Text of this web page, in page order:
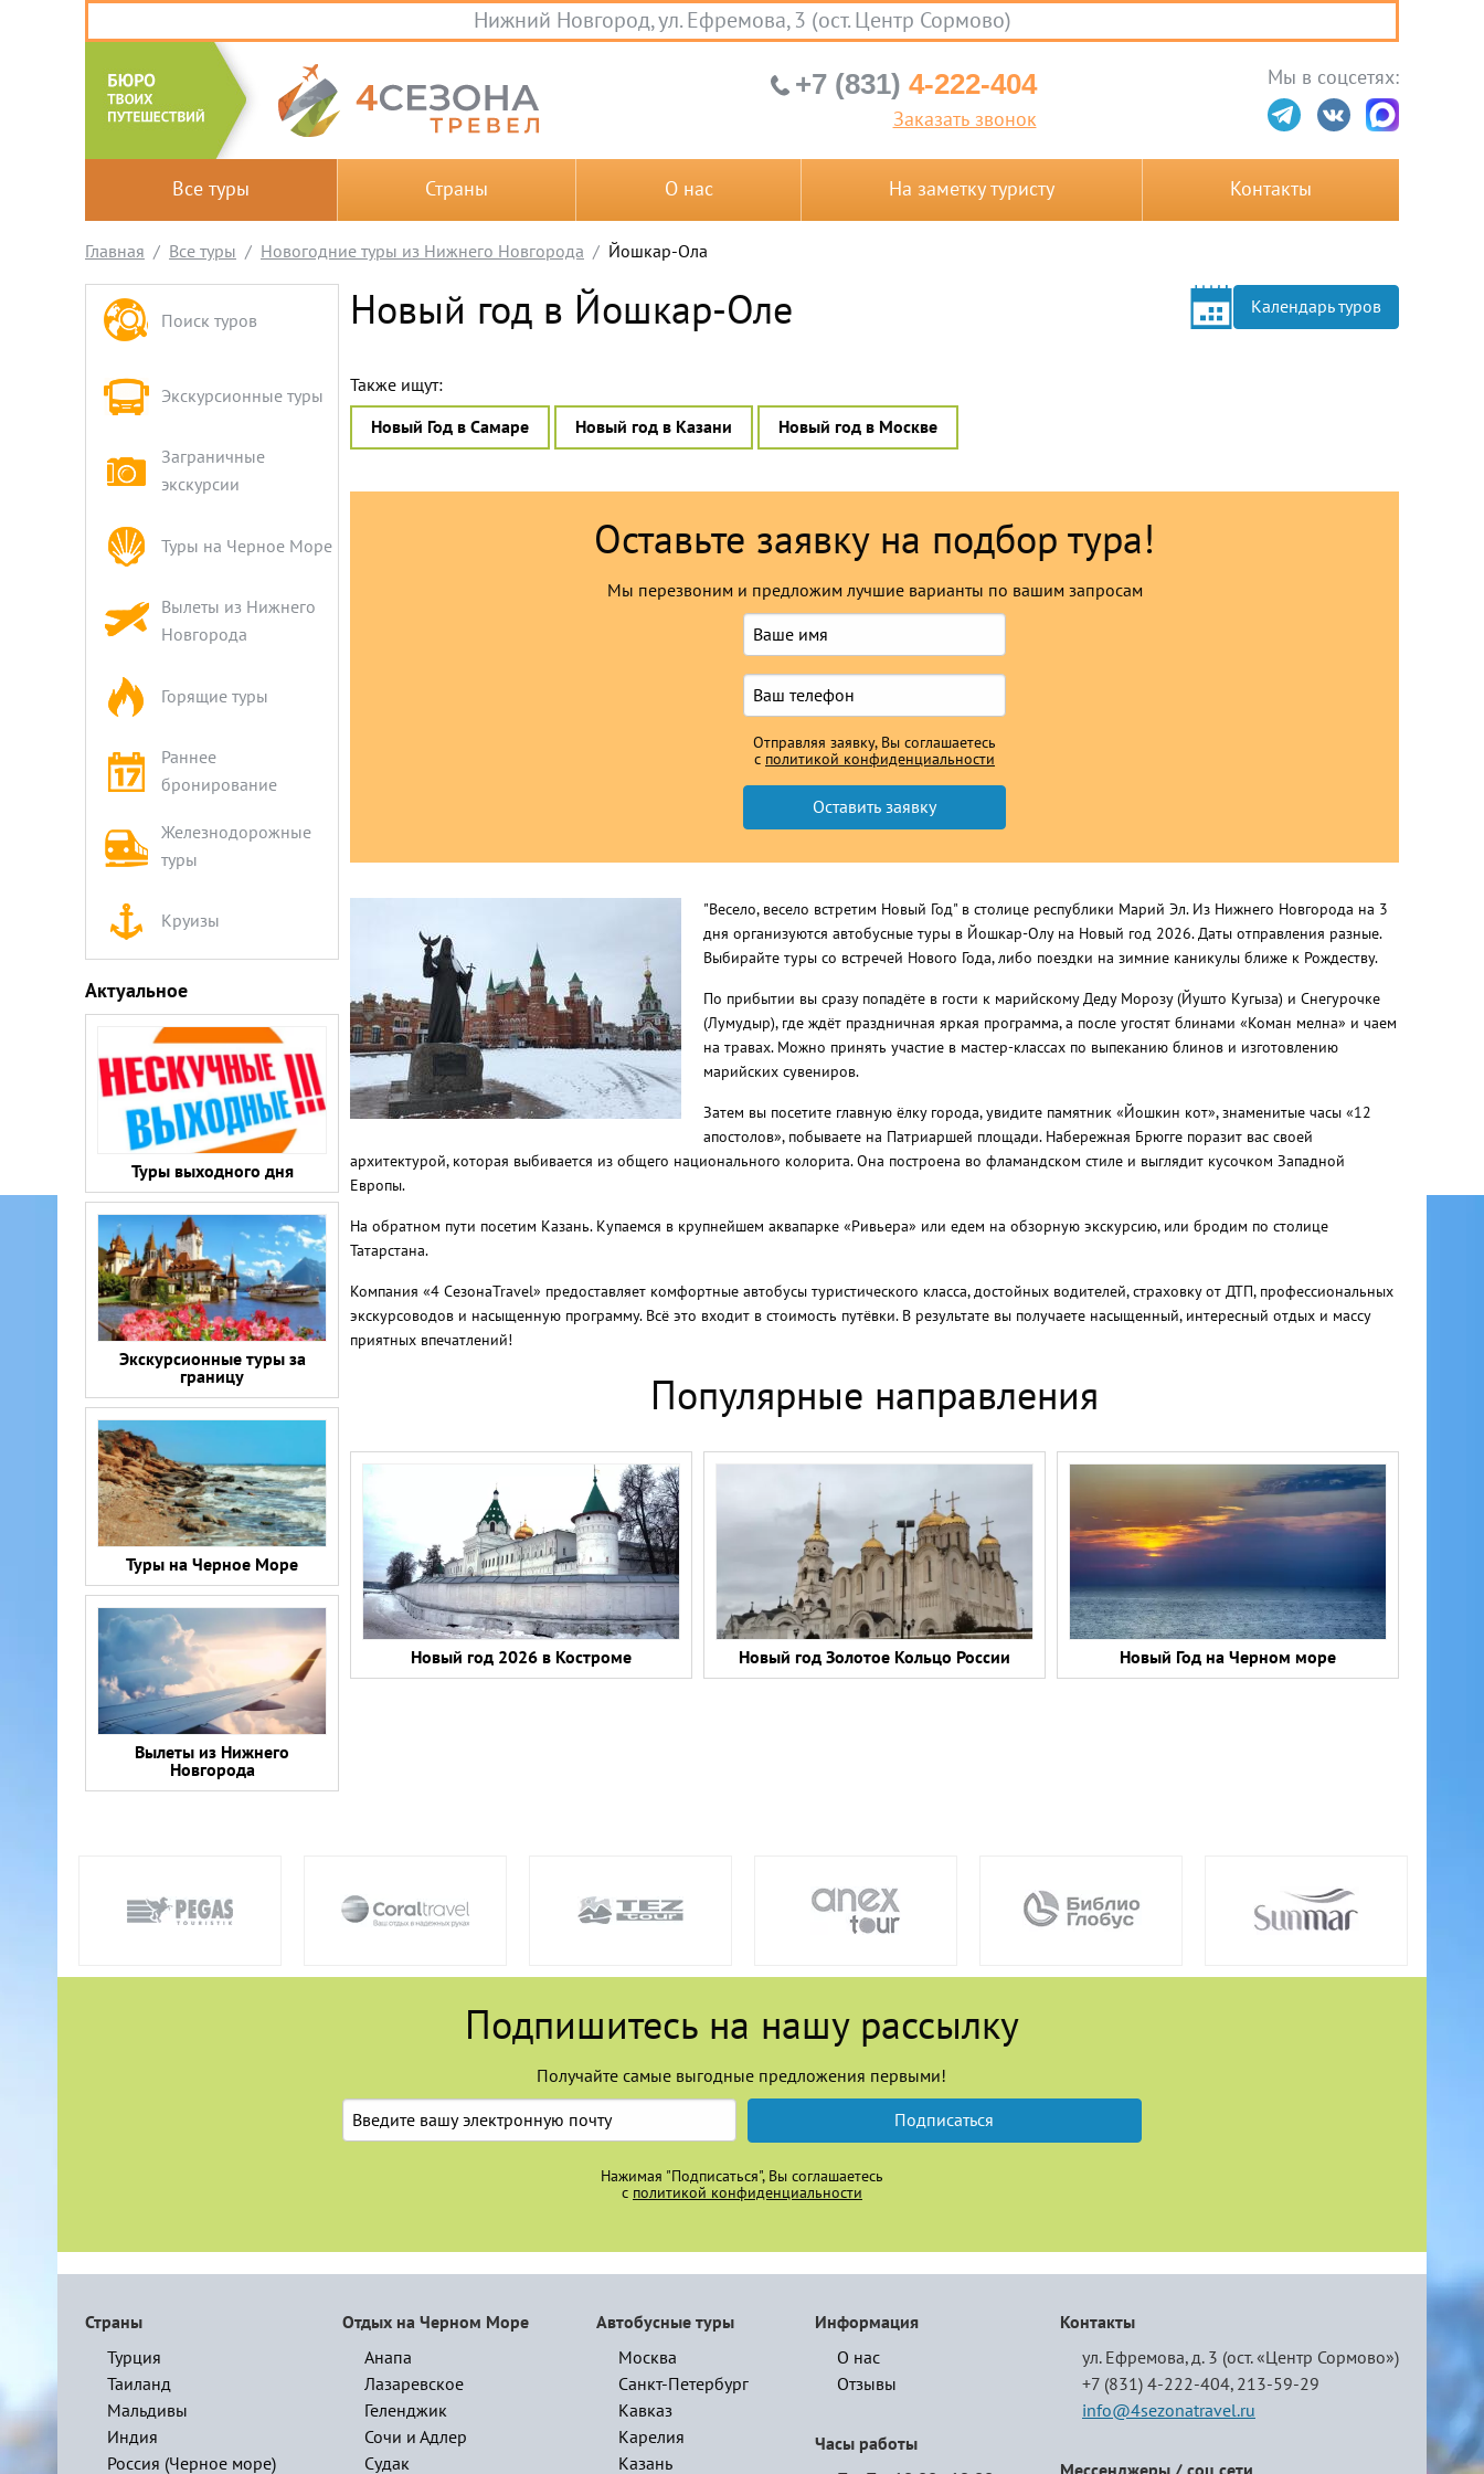
Нижний Новгород, ул. Ефремова, 3 (ост. Центр Сормово)
Все туры Страны О нас На заметку туристу Контакты
+7 (831) 4-222-404
Заказать звонок
Мы в соцсетях:
Главная Все туры Новогодние туры из Нижнего Новгорода Йошкар-Ола
Поиск туров
Экскурсионные туры
Заграничные
экскурсии
Туры на Черное Море
Вылеты из Нижнего
Новгорода
Горящие туры
Раннее
бронирование
Железнодорожные
туры
Круизы
Актуальное
Туры выходного дня
Экскурсионные туры за
границу
Туры на Черное Море
Вылеты из Нижнего
Новгорода
Новый год в Йошкар-Оле Календарь туров
Также ищут:
Новый Год в Самаре Новый год в Казани Новый год в Москве
Оставьте заявку на подбор тура!
Мы перезвоним и предложим лучшие варианты по вашим запросам
Отправляя заявку, Вы соглашаетесь
с политикой конфиденциальности
"Весело, весело встретим Новый Год" в столице республики Марий Эл. Из Нижнего Новгорода на 3
дня организуются автобусные туры в Йошкар-Олу на Новый год 2026. Даты отправления разные.
Выбирайте туры со встречей Нового Года, либо поездки на зимние каникулы ближе к Рождеству.
По прибытии вы сразу попадёте в гости к марийскому Деду Морозу (Йушто Кугыза) и Снегурочке
(Лумудыр), где ждёт праздничная яркая программа, а после угостят блинами «Коман мелна» и чаем
на травах. Можно принять участие в мастер-классах по выпеканию блинов и изготовлению
марийских сувениров.
Затем вы посетите главную ёлку города, увидите памятник «Йошкин кот», знаменитые часы «12
апостолов», побываете на Патриаршей площади. Набережная Брюгге поразит вас своей
архитектурой, которая выбивается из общего национального колорита. Она построена во фламандском стиле и выглядит кусочком Западной
Европы.
На обратном пути посетим Казань. Купаемся в крупнейшем аквапарке «Ривьера» или едем на обзорную экскурсию, или бродим по столице
Татарстана.
Компания «4 СезонаTravel» предоставляет комфортные автобусы туристического класса, достойных водителей, страховку от ДТП, профессиональных
экскурсоводов и насыщенную программу. Всё это входит в стоимость путёвки. В результате вы получаете насыщенный, интересный отдых и массу
приятных впечатлений!
Популярные направления
Новый год 2026 в Костроме Новый год Золотое Кольцо России Новый Год на Черном море
Подпишитесь на нашу рассылку
Получайте самые выгодные предложения первыми!
Подписаться
Нажимая "Подписаться", Вы соглашаетесь
с политикой конфиденциальности
Страны
Турция
Таиланд
Мальдивы
Индия
Россия (Черное море)
Отдых на Черном Море
Анапа
Лазаревское
Геленджик
Сочи и Адлер
Судак
Автобусные туры
Москва
Санкт-Петербург
Кавказ
Карелия
Казань
Информация
О нас
Отзывы
Часы работы
Контакты
ул. Ефремова, д. 3 (ост. «Центр Сормово»)
+7 (831) 4-222-404, 213-59-29
info@4sezonatravel.ru